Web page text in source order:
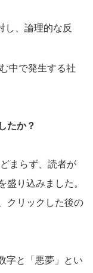
し、論理的な反
中で発生する社
たか？
まらず、読者が
盛り込みました。
クリックした後の
字と「悪夢」とい